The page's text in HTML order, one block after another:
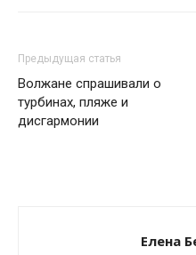
Предыдущая статья
Волжане спрашивали о
турбинах, пляже и
дисгармонии
Елена